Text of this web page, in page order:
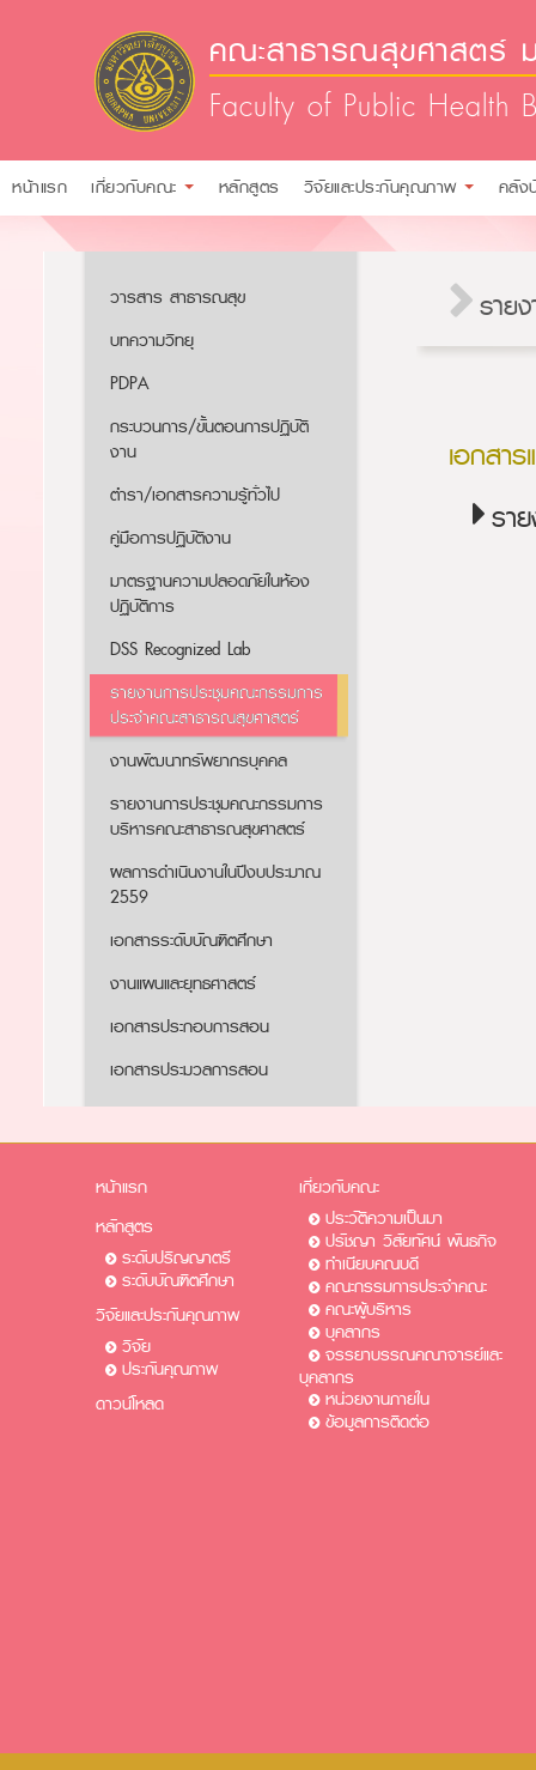
คณะสาธารณสุขศาสตร์
Faculty of Public Health
หน้าแรก เกี่ยวกับคณะ หลักสูตร วิจัยและประกันคุณภาพ คลั
วารสาร สาธารณสุข
บทความวิทยุ
PDPA
กระบวนการ/ขั้นตอนการปฏิบัติ
งาน
ตำรา/เอกสารความรู้ทั่วไป
คู่มือการปฏิบัติงาน
มาตรฐานความปลอดภัยในห้อง
ปฏิบัติการ
DSS Recognized Lab
รายงานการประชุมคณะกรรมการ
ประจำคณะสาธารณสุขศาสตร์
งานพัฒนาทรัพยากรบุคคล
รายงานการประชุมคณะกรรมการ
บริหารคณะสาธารณสุขศาสตร์
ผลการดำเนินงานในปีงบประมาณ
2559
เอกสารระดับบัณฑิตศึกษา
งานแผนและยุทธศาสตร์
เอกสารประกอบการสอน
เอกสารประมวลการสอน
ราย
เอกสา
รา
หน้าแรก
หลักสูตร
ระดับปริญญาตรี
ระดับบัณฑิตศึกษา
วิจัยและประกันคุณภาพ
วิจัย
ประกันคุณภาพ
ดาวน์โหลด
เกี่ยวกับคณะ
ประวัติความเป็นมา
ปรัชญา วิสัยทัศน์ พันธกิจ
ทำเนียบคณบดี
คณะกรรมการประจำคณะ
คณะผู้บริหาร
บุคลากร
จรรยาบรรณคณาจารย์และ
บุคลากร
หน่วยงานภายใน
ข้อมูลการติดต่อ